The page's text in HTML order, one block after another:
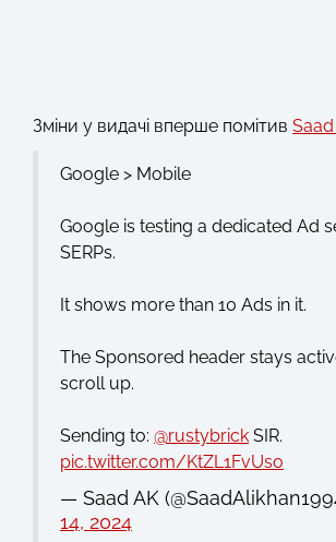
Зміни у видачі вперше помітив
Google > Mobile
Google is testing a dedicated Ad
SERPs.
It shows more than 10 Ads in it.
The Sponsored header stays
scroll up.
Sending to: @rustybrick SIR.
pic.twitter.com/KtZL1FvUso
— Saad AK
14, 2024